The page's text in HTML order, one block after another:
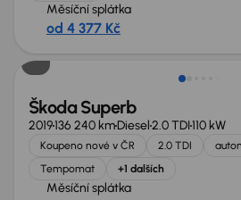
Měsíční splátka
od 4 377 Kč
Nově v nabídce
Škoda Superb
2019136 240 kmDiesel2.0 TDI110 kW
Koupeno nové v ČR 2.0 TDI
Tempomat
+1 dalších
Měsíční splátka